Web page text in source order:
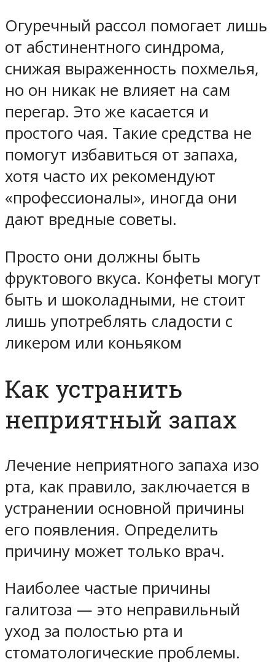
Огуречный рассол помогает лишь
от абстинентного синдрома,
снижая выраженность похмелья,
но он никак не влияет на сам
перегар. Это же касается и
простого чая. Такие средства не
помогут избавиться от запаха,
хотя часто их рекомендуют
«профессионалы», иногда они
дают вредные советы.
Просто они должны быть
фруктового вкуса. Конфеты могут
быть и шоколадными, не стоит
лишь употреблять сладости с
ликером или коньяком
Как устранить
неприятный запах
Лечение неприятного запаха изо
рта, как правило, заключается в
устранении основной причины
его появления. Определить
причину может только врач.
Наиболее частые причины
галитоза — это неправильный
уход за полостью рта и
стоматологические проблемы.